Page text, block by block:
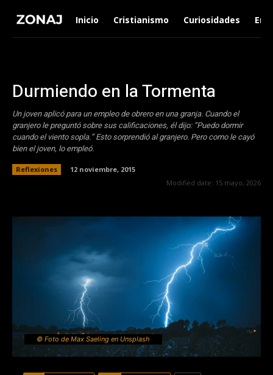
Inicio Cristianismo Curiosidades
Durmiendo en la Tormenta
Un joven aplicó para un empleo de obrero en una granja. Cuando el
granjero le preguntó sobre sus calificaciones, él dijo: “Puedo dormir
cuando el viento sopla.” Esto sorprendió al granjero. Pero como le cayó
bien el joven, lo empleó.
Reflexiones
12 noviembre, 2015
Modified date: 15 mayo, 2026
© Foto de Max Saeling en Unsplash